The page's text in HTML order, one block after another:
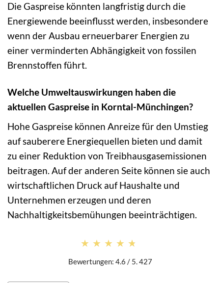
Die Gaspreise könnten langfristig durch die
Energiewende beeinflusst werden, insbesondere
wenn der Ausbau erneuerbarer Energien zu
einer verminderten Abhängigkeit von fossilen
Brennstoffen führt.
Welche Umweltauswirkungen haben die
aktuellen Gaspreise in Korntal-Münchingen?
Hohe Gaspreise können Anreize für den Umstieg
auf sauberere Energiequellen bieten und damit
zu einer Reduktion von Treibhausgasemissionen
beitragen. Auf der anderen Seite können sie auch
wirtschaftlichen Druck auf Haushalte und
Unternehmen erzeugen und deren
Nachhaltigkeitsbemühungen beeinträchtigen.
★★★★★
★★★★★
Bewertungen: 4.6 / 5. 427